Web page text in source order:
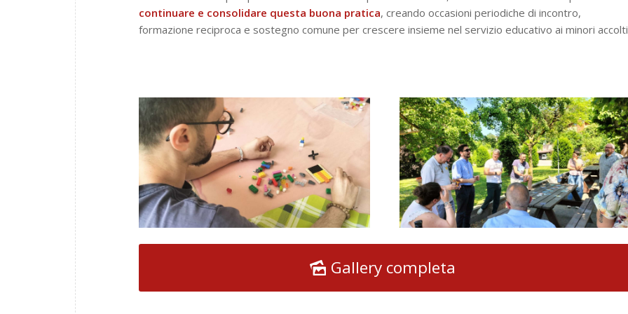
continuare e consolidare questa buona pratica, creando occasioni periodiche di incontro,
formazione reciproca e sostegno comune per crescere insieme nel servizio educativo ai minori
Gallery completa